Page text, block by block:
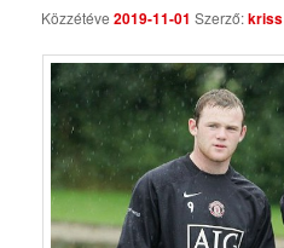
Közzétéve2019-11-01 Szerző:kriss